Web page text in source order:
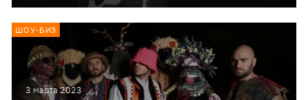
3 марта 2023
ШОУ-БИЗ